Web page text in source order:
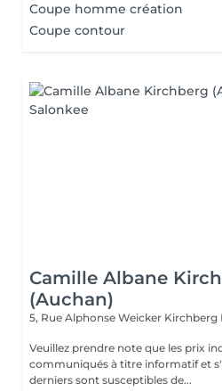
Coupe homme création
Coupe contour
Camille Albane
(Auchan)
5, Rue Alphonse Weicker Kirchberg
Veuillez prendre note que les prix
communiqués à titre informatif et
derniers sont susceptibles de...